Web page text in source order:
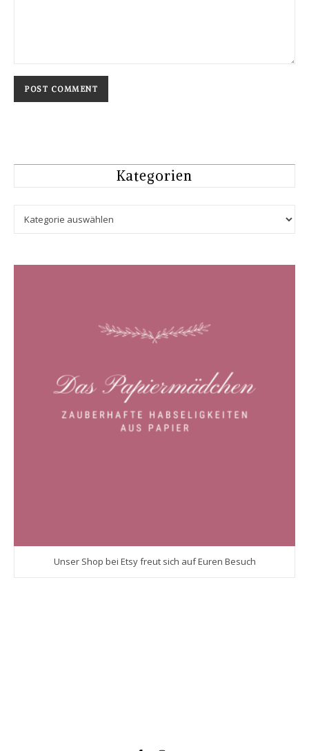
Kategorien
Unser Shop bei Etsy freut sich auf Euren Besuch